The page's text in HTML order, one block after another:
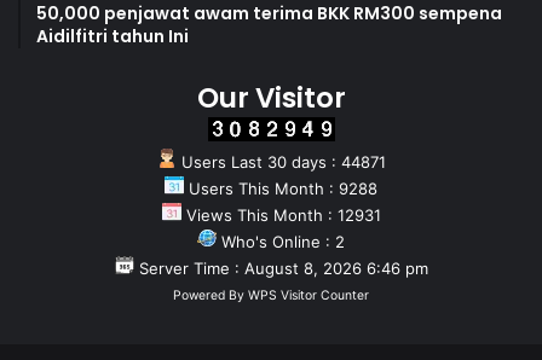
50,000 penjawat awam terima BKK RM300 sempena
Aidilfitri tahun Ini
Our Visitor
Users Last 30 days : 44871
Users This Month : 9288
Views This Month : 12931
Who's Online : 2
Server Time : August 8, 2026 6:46 pm
Powered By WPS Visitor Counter